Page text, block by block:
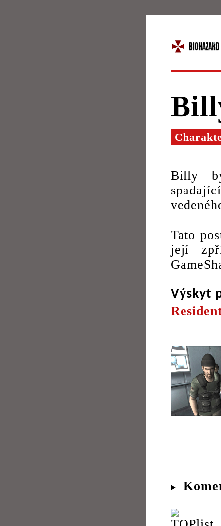
Billy
Tato
její
Výskyt